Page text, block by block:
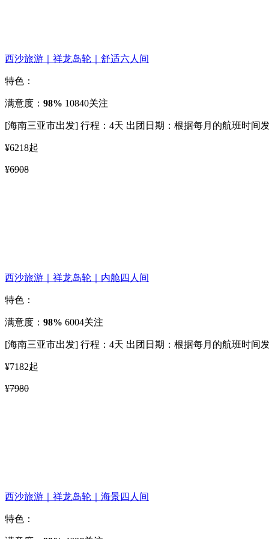
西沙旅游｜祥龙岛轮｜舒适六人间
特色：
满意度： 98% 10840关注
[海南三亚市出发] 行程：4天 出团日期：根据每月的航班时间
¥6218起
¥6908
西沙旅游｜祥龙岛轮｜内舱四人间
特色：
满意度： 98% 6004关注
[海南三亚市出发] 行程：4天 出团日期：根据每月的航班时间
¥7182起
¥7980
西沙旅游｜祥龙岛轮｜海景四人间
特色：